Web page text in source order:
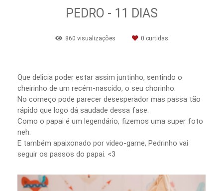
PEDRO - 11 DIAS
860 visualizações 0 curtidas
Que delicia poder estar assim juntinho, sentindo o
cheirinho de um recém-nascido, o seu chorinho.
No começo pode parecer desesperador mas passa tão
rápido que logo dá saudade dessa fase.
Como o papai é um legendário, fizemos uma super foto
neh.
E também apaixonado por video-game, Pedrinho vai
seguir os passos do papai. <3